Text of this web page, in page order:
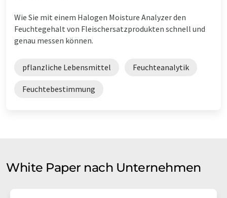
Wie Sie mit einem Halogen Moisture Analyzer den
Feuchtegehalt von Fleischersatzprodukten schnell und
genau messen können.
pflanzliche Lebensmittel Feuchteanalytik
Feuchtebestimmung
White Paper nach Unternehmen